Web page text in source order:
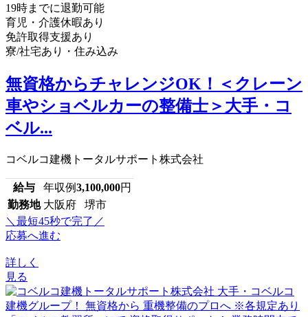
19時までに退勤可能
育児・介護休暇あり
免許取得支援あり
寮/社宅あり・住み込み
無資格からチャレンジOK！＜クレーン
車やショベルカーの整備士＞大手・コ
ベル...
コベルコ建機トータルサポート株式会社
給与 年収例3,100,000円
勤務地 大阪府 堺市
＼最短45秒で完了／
応募へ進む
詳しく
見る